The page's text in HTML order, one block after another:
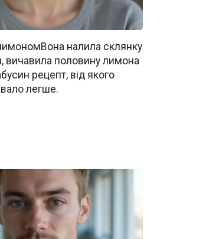
налила склянку
вичавила половину лимона
рецепт, від якого
легше.